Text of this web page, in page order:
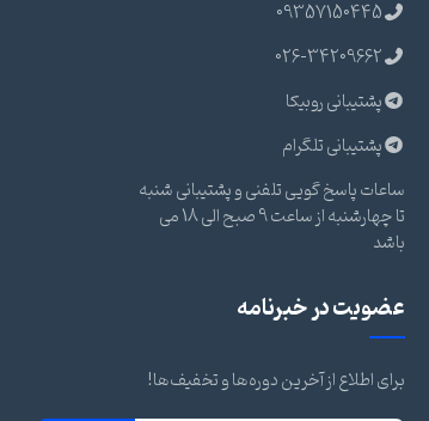
09357150445
026-34209662
پشتیبانی روبیکا
پشتیبانی تلگرام
ساعات پاسخ گویی تلفنی و پشتیبانی شنبه
تا چهارشنبه از ساعت 9 صبح الی 18 می
باشد
عضویت در خبرنامه
برای اطلاع از آخرین دوره‌ها و تخفیف‌ها!